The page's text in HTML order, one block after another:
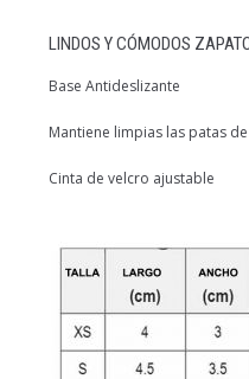
LINDOS Y CÓMODOS
Base Antideslizante
Mantiene limpias las patas
Cinta de velcro ajustable